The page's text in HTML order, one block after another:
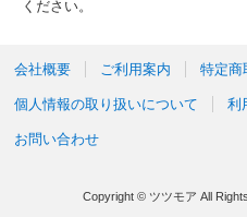
ください。
会社概要 ご利用案内 特定商
個人情報の取り扱いについて 利
お問い合わせ
Copyright © ツツモア All